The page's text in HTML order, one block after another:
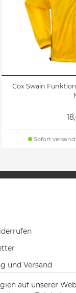
Cox Swain
Sofort
und Versand
auf unserer